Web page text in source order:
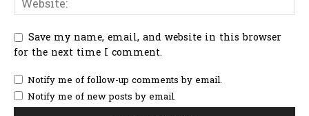
Save my name, email, and website in this browser
for the next time I comment.
Notify me of follow-up comments by email.
Notify me of new posts by email.